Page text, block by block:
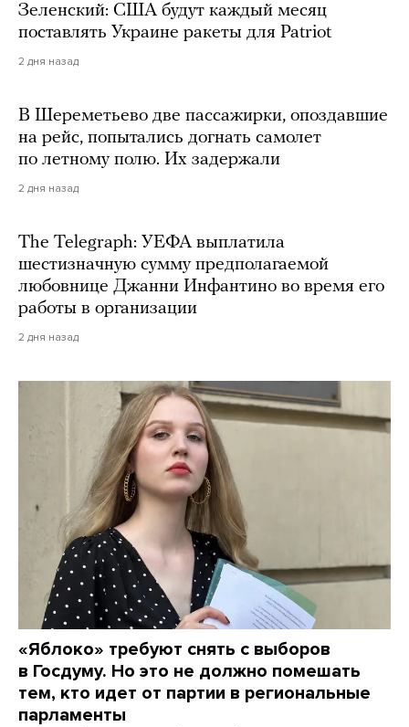
Зеленский: США будут каждый месяц
поставлять Украине ракеты для Patriot
2 дня назад
В Шереметьево две пассажирки, опоздавшие
на рейс, попытались догнать самолет
по летному полю. Их задержали
2 дня назад
The Telegraph: УЕФА выплатила
шестизначную сумму предполагаемой
любовнице Джанни Инфантино во время его
работы в организации
2 дня назад
«Яблоко» требуют снять с выборов
в Госдуму. Но это не должно помешать
тем, кто идет от партии в региональные
парламенты